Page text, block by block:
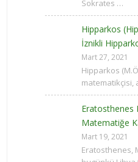
Sokrates …
Hipparkos
İznikli
Mart 27, 2021
Hipparkos
matematikçisi,
Eratosthenes
Matematiğe
Mart 19, 2021
Eratosthenes,